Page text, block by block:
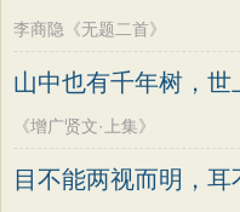
李商隐《无题二首》
山中也有千年树，世
《增广贤文·上集》
目不能两视而明，耳